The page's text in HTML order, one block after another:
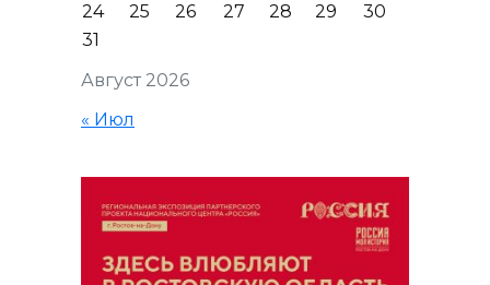
Август 2026
24
25 26 27 28 29
30
31
« Июл